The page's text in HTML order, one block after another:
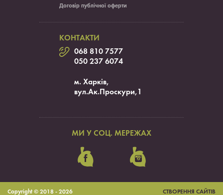
Договір публічної оферти
КОНТАКТИ
068 810 7577
050 237 6074
м. Харків,
вул.Ак.Проскури,1
МИ У СОЦ. МЕРЕЖАХ
Copyright © 2018 - 2026 СТВОРЕННЯ САЙТІВ